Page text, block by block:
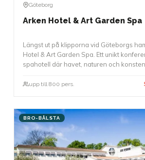
Göteborg
Arken Hotel & Art Garden Spa
Längst ut på klipporna vid Göteborgs
Hotel & Art Garden Spa. Ett unikt
spahotell där havet, naturen och
upp till 800 pers.
BRO-BÅLSTA